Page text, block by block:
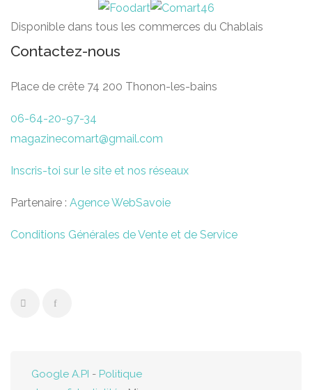
Disponible dans tous les commerces du Chablais
Contactez-nous
Place de crête 74 200 Thonon-les-bains
06-64-20-97-34
magazinecomart@gmail.com
Inscris-toi sur le site et nos réseaux
Partenaire : Agence WebSavoie
Conditions Générales de Vente et de Service
Google A.PI - Politique